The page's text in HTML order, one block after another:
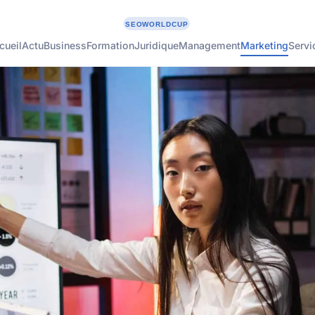
ActuBusinessFormationJuridiqueManagementMarketing